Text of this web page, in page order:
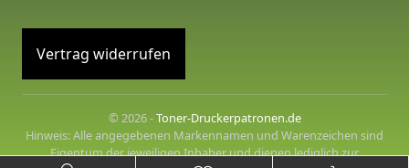
Vertrag widerrufen
© 2026 -Toner-Druckerpatronen.de
Hinweis: Alle angegebenen Markennamen und Warenzeichen sind
Eigentum der jeweiligen Inhaber und dienen lediglich zur